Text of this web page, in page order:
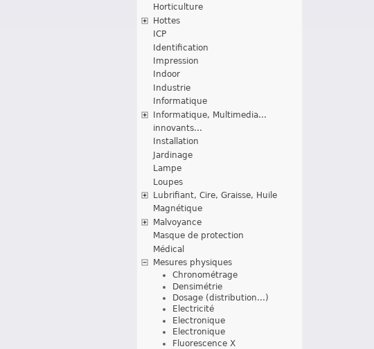
Horticulture
Hottes
ICP
Identification
Impression
Indoor
Industrie
Informatique
Informatique, Multimedia...
innovants...
Installation
Jardinage
Lampe
Loupes
Lubrifiant, Cire, Graisse, Huile
Magnétique
Malvoyance
Masque de protection
Médical
Mesures physiques
Chronométrage
Densimétrie
Dosage (distribution...)
Electricité
Electronique
Electronique
Fluorescence X